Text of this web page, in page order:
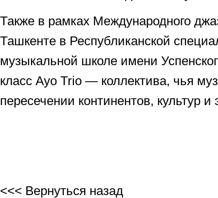
Также в рамках Международного
Ташкенте в Республиканской
музыкальной школе имени
класс Ayo Trio — коллектива, чья
пересечении континентов, культур и
<<< Вернуться назад